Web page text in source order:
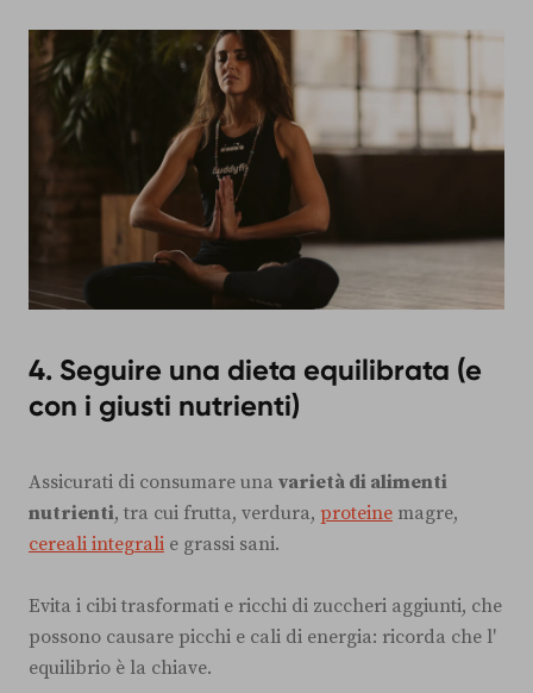
4. Seguire una dieta equilibrata (e
con i giusti nutrienti)
Assicurati di consumare una varietà di alimenti
nutrienti, tra cui frutta, verdura, proteine magre,
cereali integrali e grassi sani.
Evita i cibi trasformati e ricchi di zuccheri aggiunti, che
possono causare picchi e cali di energia: ricorda che l'
equilibrio è la chiave.